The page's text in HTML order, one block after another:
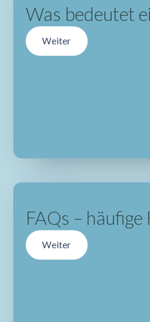
Was bedeutet
Weiter
FAQs – häufige
Weiter